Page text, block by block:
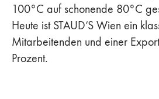
100°C auf schonende 80°C
Heute ist STAUD’S Wien ein
Mitarbeitenden und einer
Prozent.